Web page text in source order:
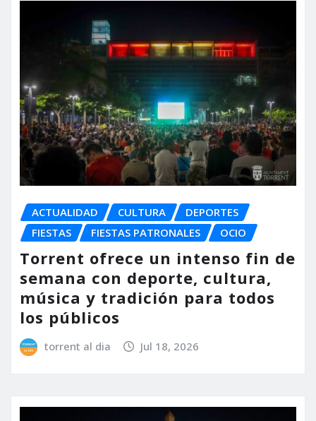
ACTUALIDAD CULTURA
DEPORTES
FIESTAS
FIESTAS PATRONALES OCIO
Torrent ofrece un intenso fin de
semana con deporte, cultura,
música y tradición para todos
los públicos
torrent al dia Jul 18, 2026